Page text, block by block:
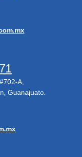
A,
Guanajuato.